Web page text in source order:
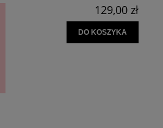
129,00 zł
DO KOSZYKA